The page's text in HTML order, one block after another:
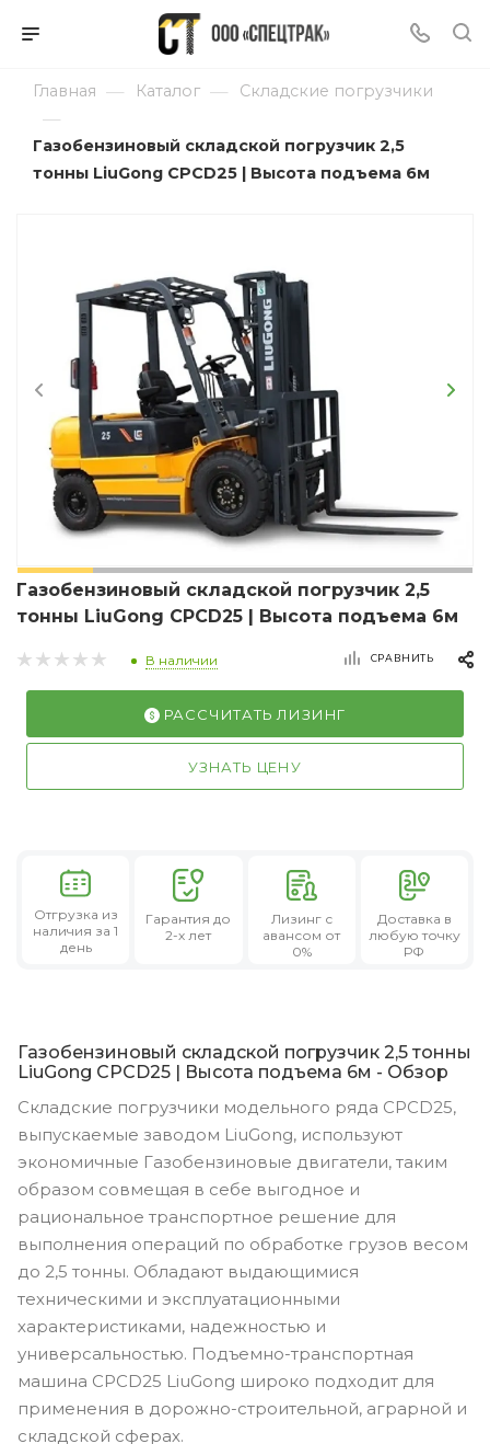
Главная — Каталог — Складские погрузчики
—
Газобензиновый складской погрузчик 2,5
тонны LiuGong CPCD25 | Высота подъема 6м
Газобензиновый складской погрузчик 2,5
тонны LiuGong CPCD25 | Высота подъема 6м
В наличии СРАВНИТЬ
РАССЧИТАТЬ ЛИЗИНГ
УЗНАТЬ ЦЕНУ
Отгрузка из
наличия за 1
день
Гарантия до
2-х лет
Лизингс
авансом от
0%
Доставка в
любую точку
РФ
Газобензиновый складской погрузчик 2,5 тонны
LiuGong CPCD25 | Высота подъема 6м - Обзор
Складские погрузчики модельного ряда CPCD25,
выпускаемые заводом LiuGong, используют
экономичные Газобензиновые двигатели, таким
образом совмещая в себе выгодное и
рациональное транспортное решение для
выполнения операций по обработке грузов весом
до 2,5 тонны. Обладают выдающимися
техническими и эксплуатационными
характеристиками, надежностью и
универсальностью. Подъемно-транспортная
машина CPCD25 LiuGong широко подходит для
применения в дорожно-строительной, аграрной и
складской сферах.